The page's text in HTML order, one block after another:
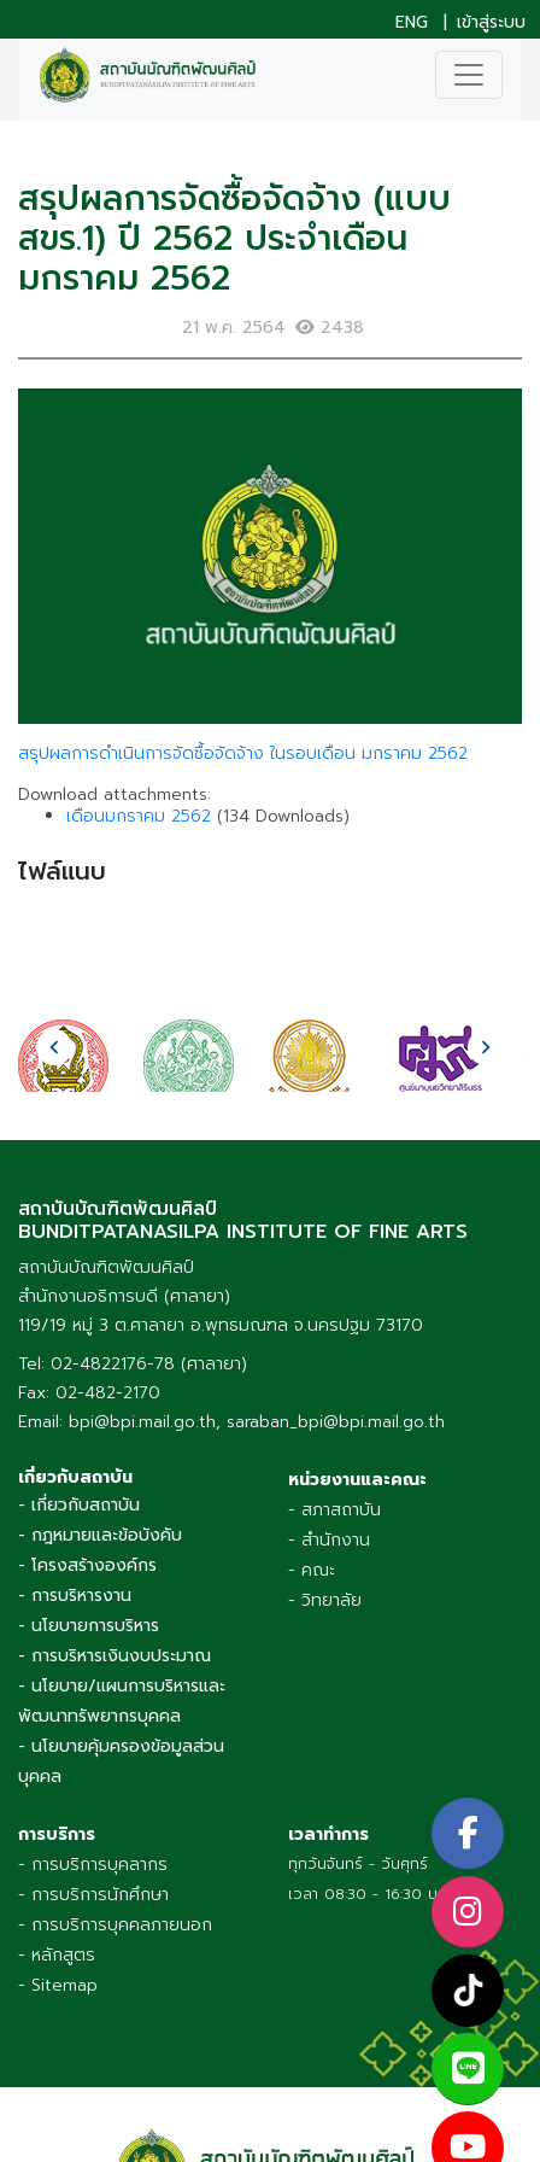
ENG | เข้าสู่ระบบ
สรุปผลการจัดซื้อจัดจ้าง (แบบ
สขร.1) ปี 2562 ประจำเดือน
มกราคม 2562
21 พ.ค. 2564 2438
สรุปผลการดำเนินการจัดซื้อจัดจ้าง ในรอบเดือน มกราคม 2562
Download attachments:
เดือนมกราคม 2562 (134 Downloads)
ไฟล์แนบ
สถาบันบัณฑิตพัฒนศิลป์
BUNDITPATANASILPA INSTITUTE OF FINE ARTS
สถาบันบัณฑิตพัฒนศิลป์
สำนักงานอธิการบดี (ศาลายา)
119/19 หมู่ 3 ต.ศาลายา อ.พุทธมณฑล จ.นครปฐม 73170
Tel: 02-4822176-78 (ศาลายา)
Fax: 02-482-2170
Email: bpi@bpi.mail.go.th, saraban_bpi@bpi.mail.go.th
เกี่ยวกับสถาบัน
- เกี่ยวกับสถาบัน
- กฎหมายและข้อบังคับ
- โครงสร้างองค์กร
- การบริหารงาน
- นโยบายการบริหาร
- การบริหารเงินงบประมาณ
- นโยบาย/แผนการบริหารและ
พัฒนาทรัพยากรบุคคล
- นโยบายคุ้มครองข้อมูลส่วน
บุคคล
หน่วยงานและคณะ
- สภาสถาบัน
- สำนักงาน
- คณะ
- วิทยาลัย
การบริการ
- การบริการบุคลากร
- การบริการนักศึกษา
- การบริการบุคคลภายนอก
- หลักสูตร
- Sitemap
เวลาทำการ
ทุกวันจันทร์ - วันศุกร์
เวลา 08:30 - 16:30 น.